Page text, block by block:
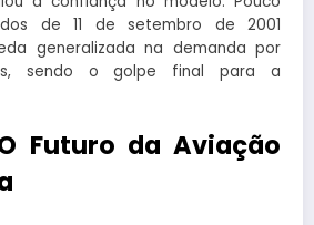
de 11 de setembro de 2001
generalizada na demanda por
sendo o golpe final para a
Futuro da Aviação